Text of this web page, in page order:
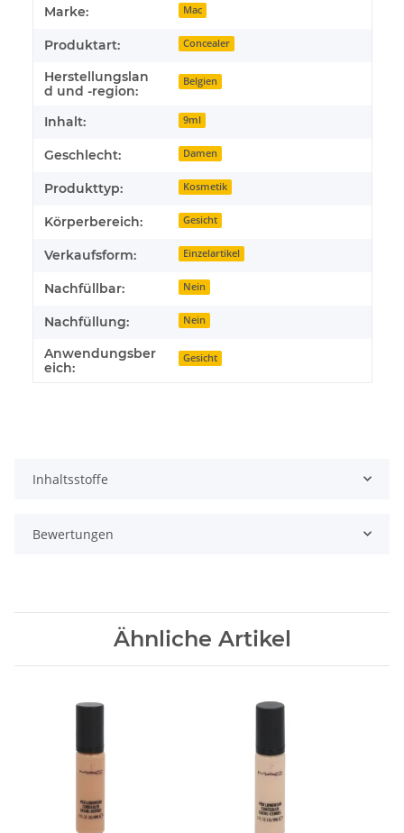
Produkteigenschaft
Wert
Marke: Mac
Produktart: Concealer
Herstellungslan
d und -region:
Belgien
Inhalt: 9ml
Geschlecht: Damen
Produkttyp: Kosmetik
Körperbereich: Gesicht
Verkaufsform: Einzelartikel
Nachfüllbar: Nein
Nachfüllung: Nein
Anwendungsber
eich:
Gesicht
Inhaltsstoffe
Bewertungen
Ähnliche Artikel